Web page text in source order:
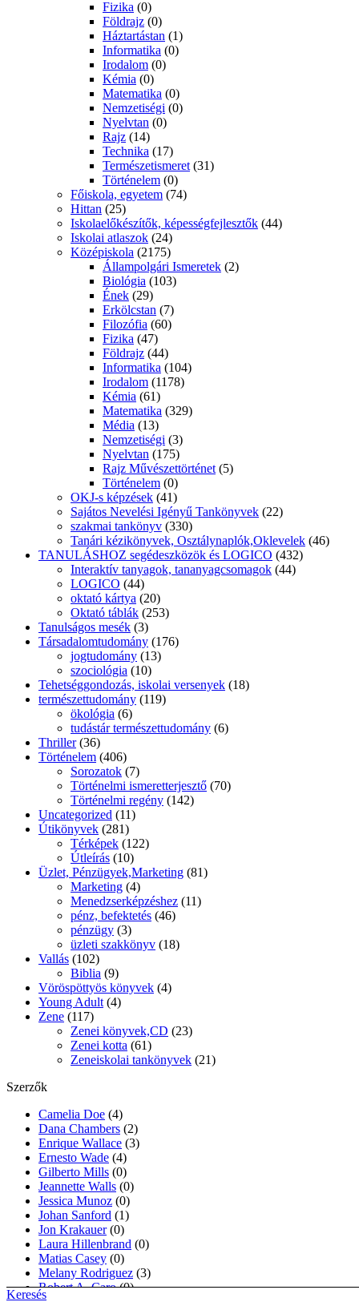
Fizika (0)
Földrajz (0)
Háztartástan (1)
Informatika (0)
Irodalom (0)
Kémia (0)
Matematika (0)
Nemzetiségi (0)
Nyelvtan (0)
Rajz (14)
Technika (17)
Természetismeret (31)
Történelem (0)
Főiskola, egyetem (74)
Hittan (25)
Iskolaelőkészítők, képességfejlesztők (44)
Iskolai atlaszok (24)
Középiskola (2175)
Állampolgári Ismeretek (2)
Biológia (103)
Ének (29)
Erkölcstan (7)
Filozófia (60)
Fizika (47)
Földrajz (44)
Informatika (104)
Irodalom (1178)
Kémia (61)
Matematika (329)
Média (13)
Nemzetiségi (3)
Nyelvtan (175)
Rajz Művészettörténet (5)
Történelem (0)
OKJ-s képzések (41)
Sajátos Nevelési Igényű Tankönyvek (22)
szakmai tankönyv (330)
Tanári kézikönyvek, Osztálynaplók,Oklevelek (46)
TANULÁSHOZ segédeszközök és LOGICO (432)
Interaktív tanyagok, tananyagcsomagok (44)
LOGICO (44)
oktató kártya (20)
Oktató táblák (253)
Tanulságos mesék (3)
Társadalomtudomány (176)
jogtudomány (13)
szociológia (10)
Tehetséggondozás, iskolai versenyek (18)
természettudomány (119)
ökológia (6)
tudástár természettudomány (6)
Thriller (36)
Történelem (406)
Sorozatok (7)
Történelmi ismeretterjesztő (70)
Történelmi regény (142)
Uncategorized (11)
Útikönyvek (281)
Térképek (122)
Útleírás (10)
Üzlet, Pénzügyek,Marketing (81)
Marketing (4)
Menedzserképzéshez (11)
pénz, befektetés (46)
pénzügy (3)
üzleti szakkönyv (18)
Vallás (102)
Biblia (9)
Vöröspöttyös könyvek (4)
Young Adult (4)
Zene (117)
Zenei könyvek,CD (23)
Zenei kotta (61)
Zeneiskolai tankönyvek (21)
Szerzők
Camelia Doe (4)
Dana Chambers (2)
Enrique Wallace (3)
Ernesto Wade (4)
Gilberto Mills (0)
Jeannette Walls (0)
Jessica Munoz (0)
Johan Sanford (1)
Jon Krakauer (0)
Laura Hillenbrand (0)
Matias Casey (0)
Melany Rodriguez (3)
Robert A. Caro (0)
Keresés